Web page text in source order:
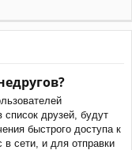
друзей, будут
быстрого доступа к
сети, и для отправки